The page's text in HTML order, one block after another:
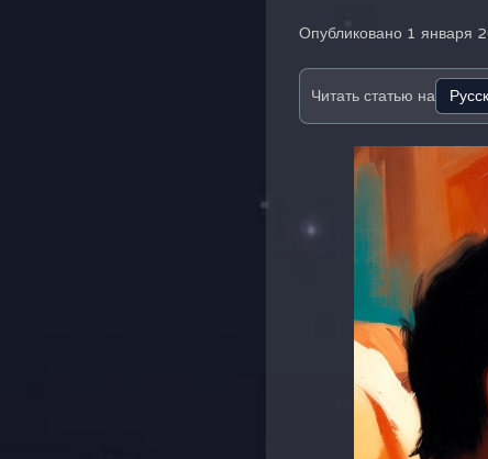
Опубликовано 1 января
Читать статью на